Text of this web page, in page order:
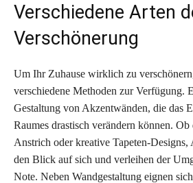
Verschiedene Arten
Verschönerung
Um Ihr Zuhause wirklich zu
verschiedene Methoden zur Verfügung.
Gestaltung von Akzentwänden, die das
Raumes drastisch verändern können. Ob
Anstrich oder kreative Tapeten-Designs,
den Blick auf sich und verleihen der
Note. Neben Wandgestaltung eignen